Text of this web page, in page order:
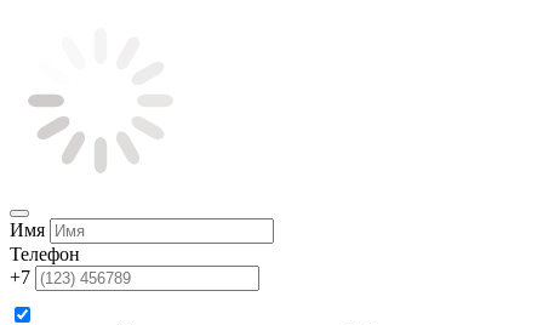
Имя
Телефон
+7